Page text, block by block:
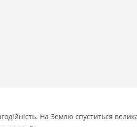
На Землю спуститься велика